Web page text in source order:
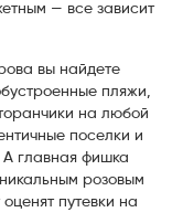
— все зависит
вы найдете
пляжи,
на любой
поселки и
А главная фишка
розовым
путевки на